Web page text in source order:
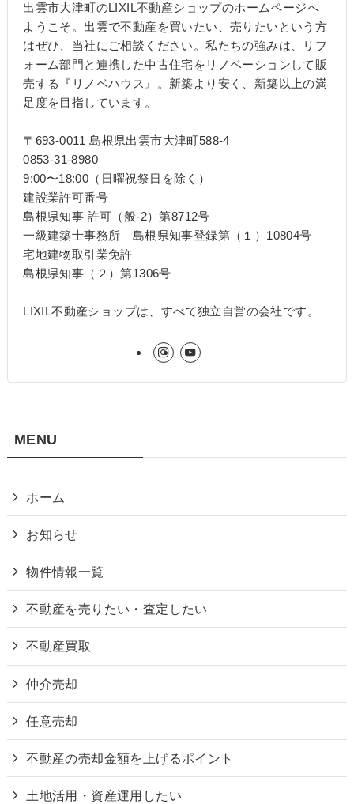
出雲市大津町のLIXIL不動産ショップのホームページへ
ようこそ。出雲で不動産を買いたい、売りたいという方
はぜひ、当社にご相談ください。私たちの強みは、リフ
ォーム部門と連携した中古住宅をリノベーションして販
売する『リノベハウス』。新築より安く、新築以上の満
足度を目指しています。
〒693-0011 島根県出雲市大津町588-4
0853-31-8980
9:00〜18:00（日曜祝祭日を除く）
建設業許可番号
島根県知事 許可（般-2）第8712号
一級建築士事務所 島根県知事登録第（１）10804号
宅地建物取引業免許
島根県知事（２）第1306号
LIXIL不動産ショップは、すべて独立自営の会社です。
MENU
ホーム
お知らせ
物件情報一覧
不動産を売りたい・査定したい
不動産買取
仲介売却
任意売却
不動産の売却金額を上げるポイント
土地活用・資産運用したい